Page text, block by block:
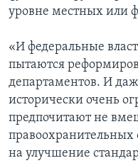
уровне местных или
«И федеральные
пытаются
департаментов. И
исторически очень
предпочитают не
правоохранительных
на улучшение